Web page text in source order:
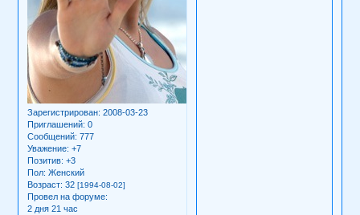
Зарегистрирован: 2008-03-23
Приглашений: 0
Сообщений: 777
Уважение: +7
Позитив: +3
Пол: Женский
Возраст: 32[1994-08-02]
Провел на форуме:
2 дня 21 час